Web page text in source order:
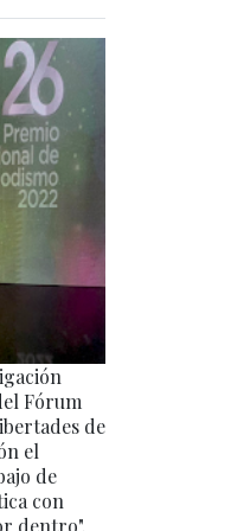
Fórum
de
el
de
con
dentro".